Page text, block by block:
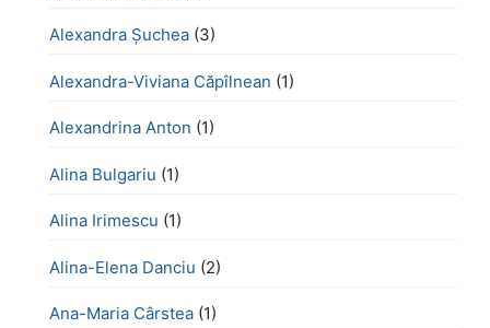
Alexandra Șuchea (3)
Alexandra-Viviana Căpîlnean (1)
Alexandrina Anton (1)
Alina Bulgariu (1)
Alina Irimescu (1)
Alina-Elena Danciu (2)
Ana-Maria Cârstea (1)